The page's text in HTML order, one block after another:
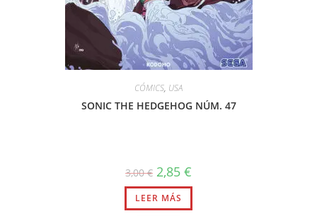
CÓMICS, USA
SONIC THE HEDGEHOG NÚM. 47
3,00€ El
precio
original
era:
3,00 €.
2,85 €
actual
2,85 €.
LEER MÁS